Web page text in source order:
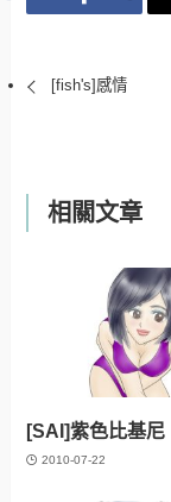
[fish's]感情
相關文章
[SAI]紫色比基尼
2010-07-22